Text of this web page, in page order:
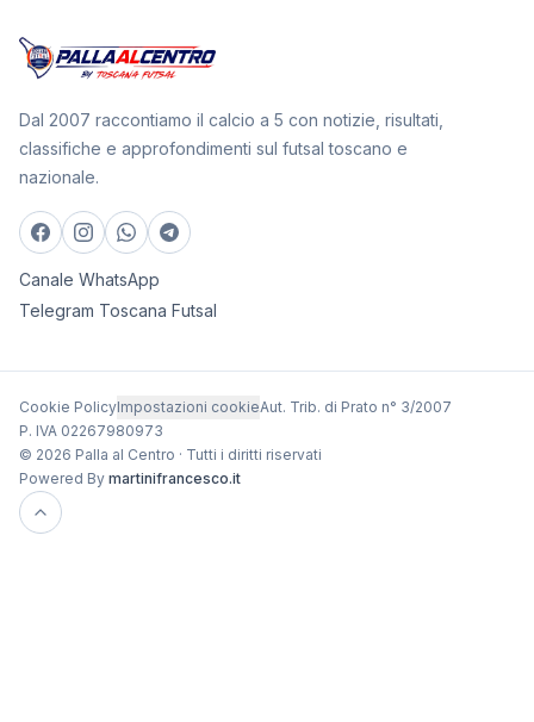
Dal 2007 raccontiamo il calcio a 5 con notizie, risultati,
classifiche e approfondimenti sul futsal toscano e
nazionale.
Canale WhatsApp
Telegram Toscana Futsal
Cookie PolicyImpostazioni cookieAut. Trib. di Prato n° 3/2007
P. IVA 02267980973
© 2026 Palla al Centro · Tutti i diritti riservati
Powered By martinifrancesco.it